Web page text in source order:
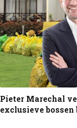
Pieter Marechal
exclusieve bossen